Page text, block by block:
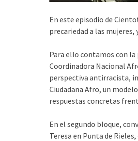
En este episodio de
precariedad a las
Para ello contamos con
Coordinadora Nacional
perspectiva antirracista,
Ciudadana Afro, un
respuestas concretas
En el segundo bloque,
Teresa en Punta de